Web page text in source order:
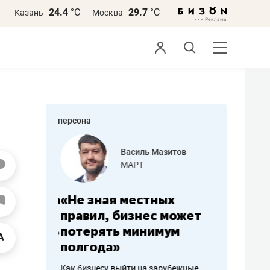
Казань 24.4 °С Москва 29.7 °С
персона
работа
Василь Мазитов
МАРТ
«Не зная местных
правил, бизнес может
потерять минимум
полгода»